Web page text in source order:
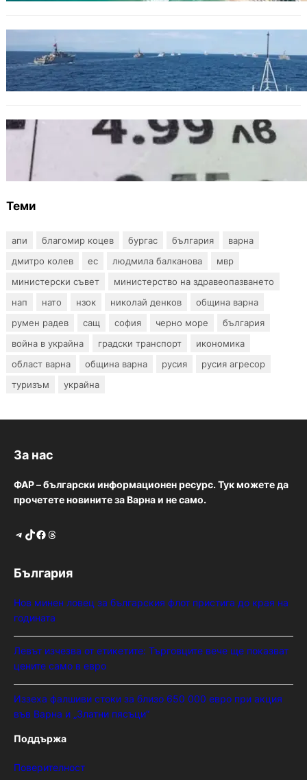
Нов минен ловец за българския флот
пристига до края на годината
БЪЛГАРИЯ
Левът изчезва от етикетите: Търговците
Теми
апи благомир коцев бургас българия
варна
дмитро колев
ес людмила балканова
мвр
министерски съвет
министерство на здравеопазването
нап
нато нзок николай денков
община варна
румен радев
сащ софия черно море
българия
война в украйна
градски транспорт
икономика
област варна
община варна русия
русия агресор
туризъм
украйна
За нас
ФАР – български информационен ресурс. Тук можете да
прочетете новините за Варна и не само.
Telegram TikTok Facebook Threads
България
Нов минен ловец за българския флот пристига до края на
годината
Левът изчезва от етикетите: Търговците вече ще показват
цените само в евро
Иззеха фалшиви стоки за близо 650 000 евро при акция
във Варна и „Златни пясъци“
Поддържа
Поверителност